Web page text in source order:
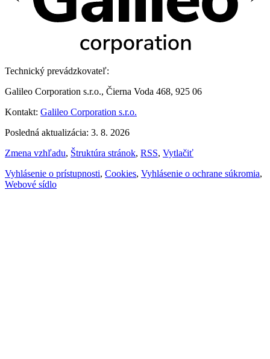
Technický prevádzkovateľ:
Galileo Corporation s.r.o., Čierna Voda 468, 925 06
Kontakt: Galileo Corporation s.r.o.
Posledná aktualizácia: 3. 8. 2026
Zmena vzhľadu, Štruktúra stránok, RSS, Vytlačiť
Vyhlásenie o prístupnosti, Cookies, Vyhlásenie o ochrane súkromia,
Webové sídlo